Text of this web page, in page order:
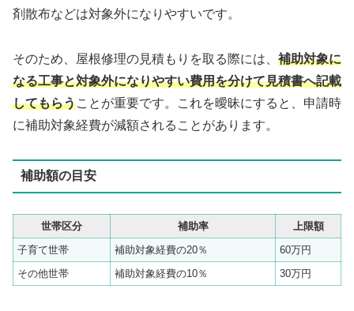
剤散布などは対象外になりやすいです。
そのため、屋根修理の見積もりを取る際には、 補助対象に
なる工事と対象外になりやすい費用を分けて見積書へ記載
してもらうことが重要です。これを曖昧にすると、申請時
に補助対象経費が減額されることがあります。
補助額の目安
世帯区分 補助率
上限額
子育て世帯
補助対象経費の20％
60万円
その他世帯
補助対象経費の10％ 30万円